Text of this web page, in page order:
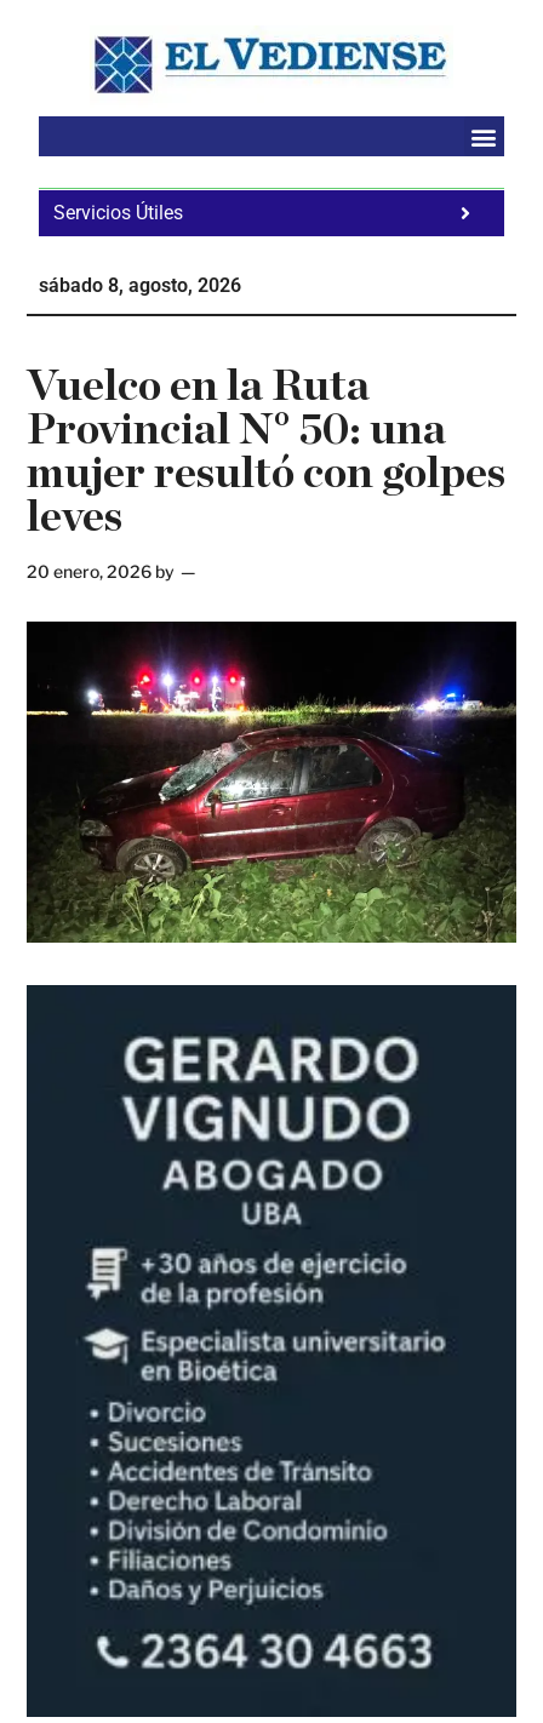
Servicios Útiles
sábado 8, agosto, 2026
Vuelco en la Ruta
Provincial N° 50: una
mujer resultó con golpes
leves
20 enero, 2026 by